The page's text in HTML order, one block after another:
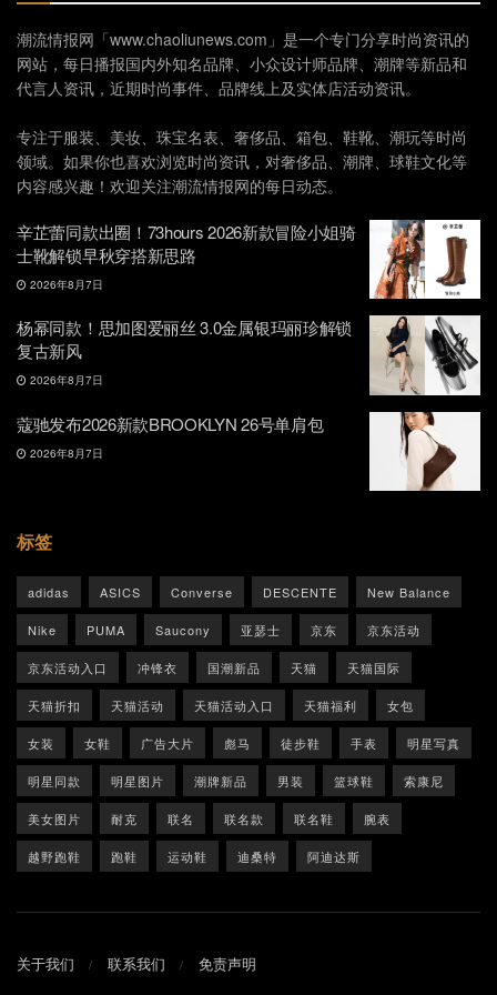
潮流情报网「www.chaoliunews.com」是一个专门分享时尚资讯的
网站，每日播报国内外知名品牌、小众设计师品牌、潮牌等新品和
代言人资讯，近期时尚事件、品牌线上及实体店活动资讯。
专注于服装、美妆、珠宝名表、奢侈品、箱包、鞋靴、潮玩等时尚
领域。如果你也喜欢浏览时尚资讯，对奢侈品、潮牌、球鞋文化等
内容感兴趣！欢迎关注潮流情报网的每日动态。
辛芷蕾同款出圈！73hours 2026新款冒险小姐骑
士靴解锁早秋穿搭新思路
2026年8月7日
杨幂同款！思加图爱丽丝 3.0金属银玛丽珍解锁
复古新风
2026年8月7日
蔻驰发布2026新款BROOKLYN 26号单肩包
2026年8月7日
标签
adidas ASICS Converse DESCENTE New Balance
Nike PUMA Saucony 亚瑟士 京东 京东活动
京东活动入口 冲锋衣 国潮新品 天猫 天猫国际
天猫折扣 天猫活动 天猫活动入口 天猫福利 女包
女装 女鞋 广告大片 彪马 徒步鞋 手表 明星写真
明星同款 明星图片 潮牌新品 男装 篮球鞋 索康尼
美女图片 耐克 联名 联名款 联名鞋 腕表
越野跑鞋 跑鞋 运动鞋 迪桑特 阿迪达斯
关于我们 联系我们 免责声明